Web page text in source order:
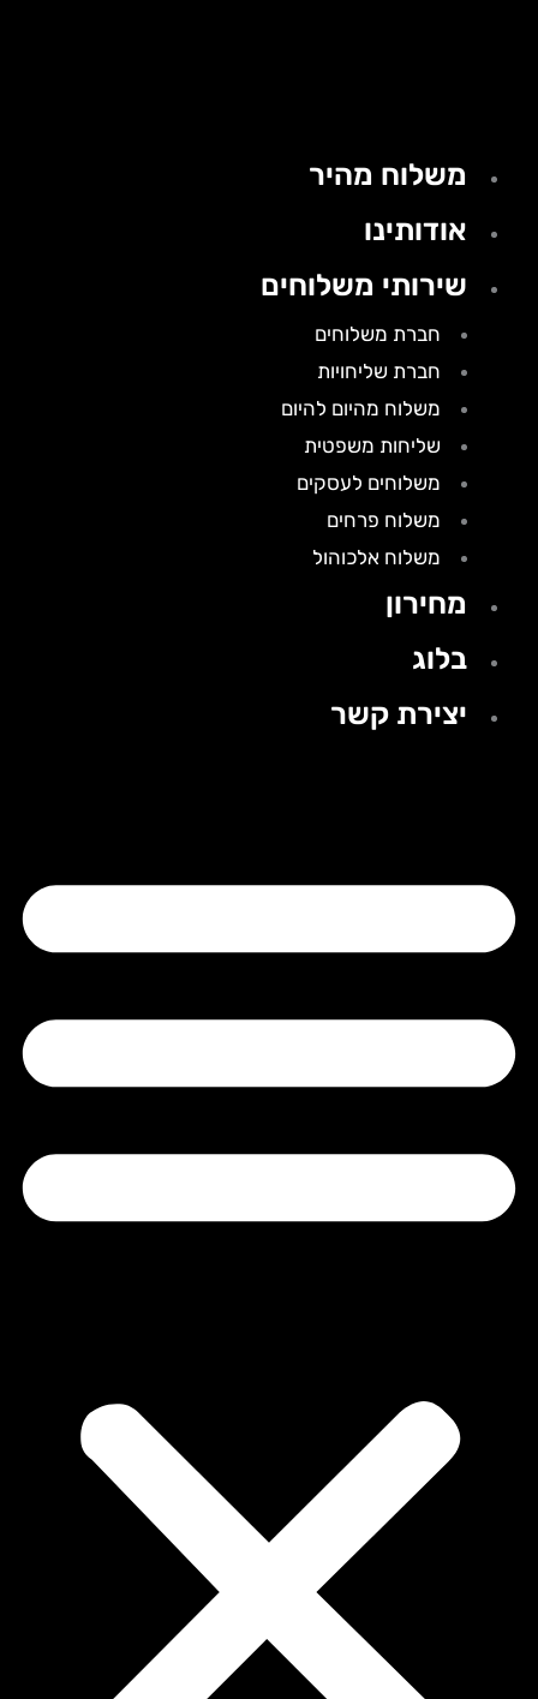
משלוח מהיר
אודותינו
שירותי משלוחים
חברת משלוחים
חברת שליחויות
משלוח מהיום להיום
שליחות משפטית
משלוחים לעסקים
משלוח פרחים
משלוח אלכוהול
מחירון
בלוג
יצירת קשר